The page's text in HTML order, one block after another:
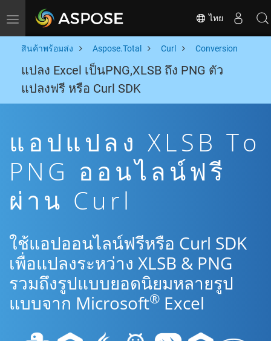
Toggle navigation ไทย
สินค้าพร้อมส่ง Aspose.Total Curl Conversion
แปลง Excel เป็นPNG,XLSB ถึง PNG ตัว
แปลงฟรี หรือ Curl SDK
แอปแปลง XLSB To
PNG ออนไลน์ฟรี
ผ่าน Curl
ใช้แอปออนไลน์ฟรีหรือ Curl SDK
เพื่อแปลงระหว่าง XLSB & PNG
รวมถึงรูปแบบยอดนิยมหลายรูป
แบบจาก Microsoft® Excel